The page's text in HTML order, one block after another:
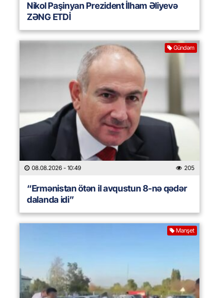
Nikol Paşinyan Prezident İlham Əliyevə
ZƏNG ETDİ
Gündəm
08.08.2026 - 10:49 205
“Ermənistan ötən il avqustun 8-nə qədər
dalanda idi”
Manşet